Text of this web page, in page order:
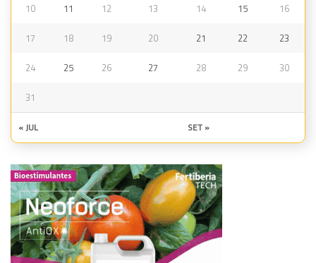
10 11 12 13 14 15 16
17 18 19 20 21 22 23
24 25 26 27 28 29 30
31
« JUL SET »